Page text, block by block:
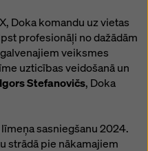
Doka komandu uz vietas
profesionāļi no dažādām
veiksmes
uzticības veidošanā un
Igors Stefanovičs, Doka
sasniegšanu 2024.
strādā pie nākamajiem